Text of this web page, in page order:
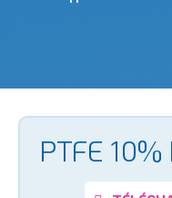
PTFE